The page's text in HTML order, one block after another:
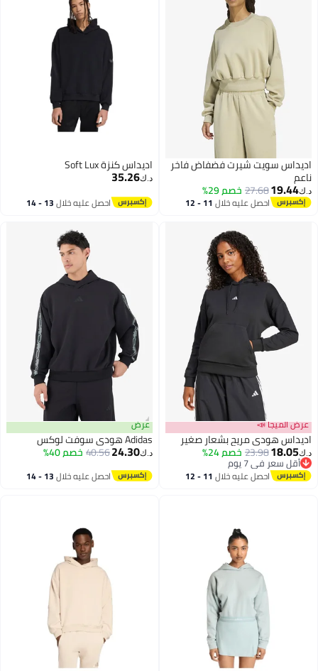
9
اديداس سويت شيرت فضفاض فاخر
ناعم
د.ك‏19.44
27.68خصم 29%
احصل عليه خلال 11 - 12
اديداس كنزة Soft Lux
د.ك‏35.26
احصل عليه خلال 13 - 14
عرض الميجا 📣
اديداس هودي مريح بشعار صغير
د.ك‏18.05
23.98خصم 24%
أقل سعر في 7 يوم
أقل سعر في 7 يوماحصل عليه خلال 11 - 12
عرض
Adidas هودي سوفت لوكس
د.ك‏24.30
40.56خصم 40%
احصل عليه خلال 13 - 14